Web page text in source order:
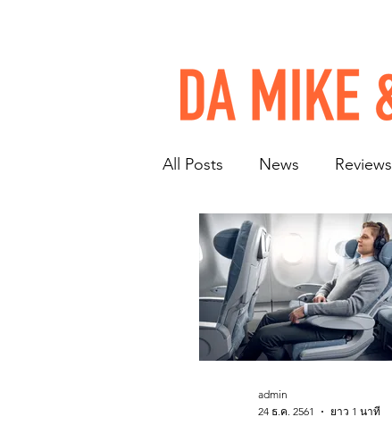
All Posts News Reviews
admin
24 ธ.ค. 2561
ยาว 1 นาที